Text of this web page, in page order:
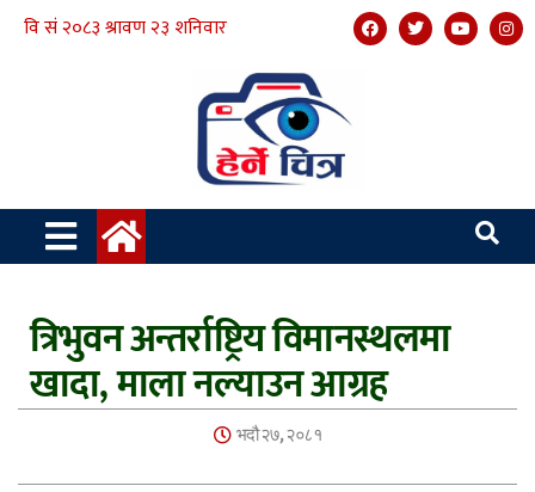
त्रिभुवन अन्तर्राष्ट्रिय विमानस्थलमा
खादा, माला नल्याउन आग्रह
भदौ २७, २०८१